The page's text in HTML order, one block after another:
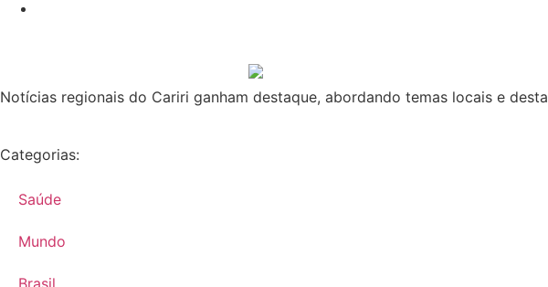
Notícias regionais do Cariri ganham destaque, abordando temas locais e
Categorias:
Saúde
Mundo